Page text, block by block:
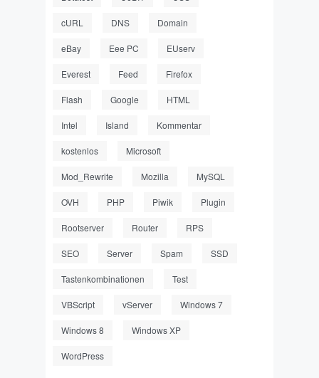
cURL DNS Domain
eBay Eee PC EUserv
Everest Feed Firefox
Flash Google HTML
Intel Island Kommentar
kostenlos Microsoft
Mod_Rewrite Mozilla MySQL
OVH PHP Piwik Plugin
Rootserver Router RPS
SEO Server Spam SSD
Tastenkombinationen Test
VBScript vServer Windows 7
Windows 8 Windows XP
WordPress